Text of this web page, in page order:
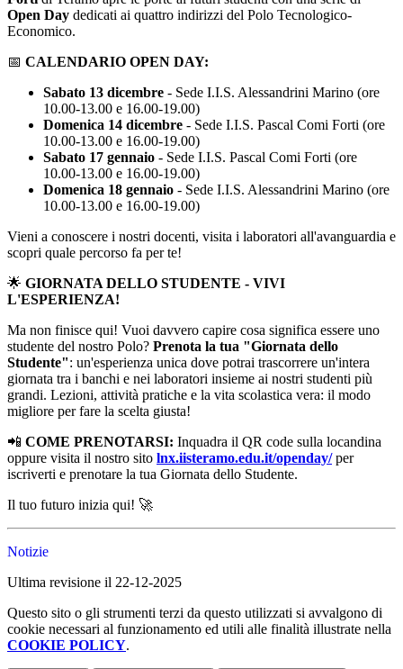
Open Day dedicati ai quattro indirizzi del Polo Tecnologico-
Economico.
📅 CALENDARIO OPEN DAY:
Sabato 13 dicembre - Sede I.I.S. Alessandrini Marino (ore
10.00-13.00 e 16.00-19.00)
Domenica 14 dicembre - Sede I.I.S. Pascal Comi Forti (ore
10.00-13.00 e 16.00-19.00)
Sabato 17 gennaio - Sede I.I.S. Pascal Comi Forti (ore
10.00-13.00 e 16.00-19.00)
Domenica 18 gennaio - Sede I.I.S. Alessandrini Marino (ore
10.00-13.00 e 16.00-19.00)
Vieni a conoscere i nostri docenti, visita i laboratori all'avanguardia e
scopri quale percorso fa per te!
🌟 GIORNATA DELLO STUDENTE - VIVI
L'ESPERIENZA!
Ma non finisce qui! Vuoi davvero capire cosa significa essere uno
studente del nostro Polo? Prenota la tua "Giornata dello
Studente": un'esperienza unica dove potrai trascorrere un'intera
giornata tra i banchi e nei laboratori insieme ai nostri studenti più
grandi. Lezioni, attività pratiche e la vita scolastica vera: il modo
migliore per fare la scelta giusta!
📲 COME PRENOTARSI: Inquadra il QR code sulla locandina
oppure visita il nostro sito lnx.iisteramo.edu.it/openday/per
iscriverti e prenotare la tua Giornata dello Studente.
Il tuo futuro inizia qui! 🚀
Notizie
Ultima revisione il 22-12-2025
Questo sito o gli strumenti terzi da questo utilizzati si avvalgono di
cookie necessari al funzionamento ed utili alle finalità illustrate nella
COOKIE POLICY.